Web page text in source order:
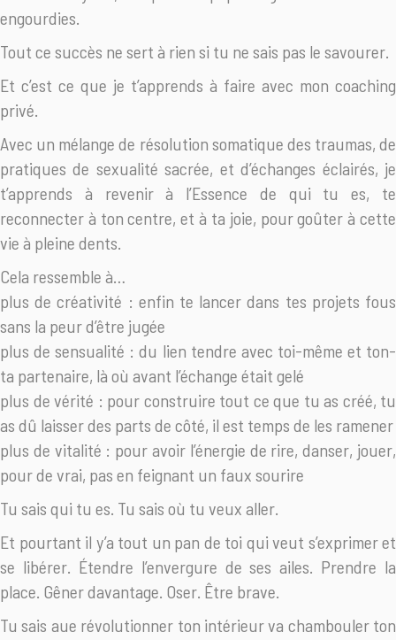
engourdies.
Tout ce succès ne sert à rien si tu ne sais pas le savourer.
Et c’est ce que je t’apprends à faire avec mon coaching
privé.
Avec un mélange de résolution somatique des traumas, de
pratiques de sexualité sacrée, et d’échanges éclairés, je
t’apprends à revenir à l’Essence de qui tu es, te
reconnecter à ton centre, et à ta joie, pour goûter à cette
vie à pleine dents.
Cela ressemble à…
plus de créativité : enfin te lancer dans tes projets fous
sans la peur d’être jugée
plus de sensualité : du lien tendre avec toi-même et ton-
ta partenaire, là où avant l’échange était gelé
plus de vérité : pour construire tout ce que tu as créé, tu
as dû laisser des parts de côté, il est temps de les ramener
plus de vitalité : pour avoir l’énergie de rire, danser, jouer,
pour de vrai, pas en feignant un faux sourire
Tu sais qui tu es. Tu sais où tu veux aller.
Et pourtant il y’a tout un pan de toi qui veut s’exprimer et
se libérer. Étendre l’envergure de ses ailes. Prendre la
place. Gêner davantage. Oser. Être brave.
Tu sais aue révolutionner ton intérieur va chambouler ton